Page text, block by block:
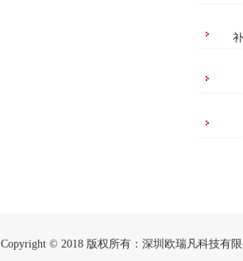
Copyright © 2018 版权所有：深圳欧瑞凡科技有